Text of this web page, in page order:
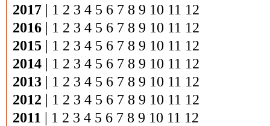
2017 | 1 2 3 4 5 6 7 8 9 10 11 12
2016 | 1 2 3 4 5 6 7 8 9 10 11 12
2015 | 1 2 3 4 5 6 7 8 9 10 11 12
2014 | 1 2 3 4 5 6 7 8 9 10 11 12
2013 | 1 2 3 4 5 6 7 8 9 10 11 12
2012 | 1 2 3 4 5 6 7 8 9 10 11 12
2011 | 1 2 3 4 5 6 7 8 9 10 11 12